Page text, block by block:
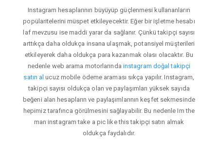
Instagram hesaplarının büyüyüp güçlenmesi kullananların
popülaritelerini müspet etkileyecektir. Eğer bir işletme hesabı
laf mevzusu ise maddi yarar da sağlanır. Çünkü takipçi sayısı
arttıkça daha oldukça insana ulaşmak, potansiyel müşterileri
etkileyerek daha oldukça para kazanmak olası olacaktır. Bu
nedenle web arama motorlarında instagram doğal takipçi
satın al ucuz mobile ödeme araması sıkça yapılır. Instagram,
takipçi sayısı oldukça olan ve paylaşımları yüksek sayıda
beğeni alan hesapların ve paylaşımlarının keşfet sekmesinde
hepimiz tarafınca görülmesini sağlayabilir. Bu nedenle Im the
man instagram take a pic like this takipçi satın almak
oldukça faydalıdır.